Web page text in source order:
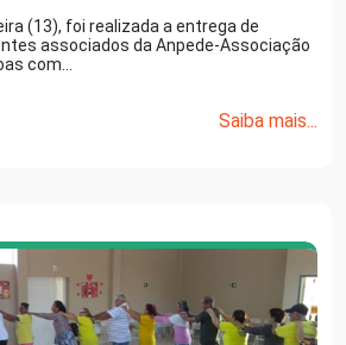
(13), foi realizada a entrega de
associados da Anpede-Associação
com…
Saiba mais...